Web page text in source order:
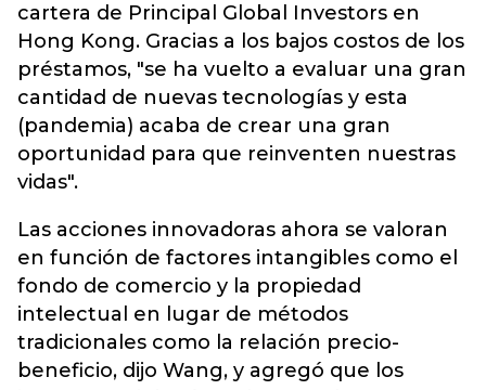
cartera de Principal Global Investors en
Hong Kong. Gracias a los bajos costos de los
préstamos, "se ha vuelto a evaluar una gran
cantidad de nuevas tecnologías y esta
(pandemia) acaba de crear una gran
oportunidad para que reinventen nuestras
vidas".
Las acciones innovadoras ahora se valoran
en función de factores intangibles como el
fondo de comercio y la propiedad
intelectual en lugar de métodos
tradicionales como la relación precio-
beneficio, dijo Wang, y agregó que los